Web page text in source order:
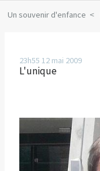
Un souvenir d'enfance
23h55 12 mai 2009
L'unique